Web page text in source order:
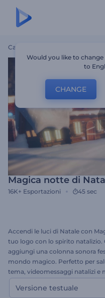
Casa
Magica notte di
16K+ Esportazioni 45 sec
Accendi le luci di Natale con
tuo logo con lo spirito
aggiungi una colonna sonora
mondo magico. Perfetto per
tema, videomessaggi natalizi
nello spirito natalizio
Versione testuale
Would you like to
to
CHANGE